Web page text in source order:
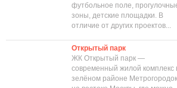
футбольное поле,
зоны, детские площадки. В
отличие от других проектов...
Открытый парк
ЖК Открытый парк —
современный жилой комплекс
зелёном районе Метрогородок